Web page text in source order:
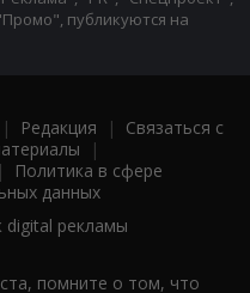
публикуются на
| Редакция | Связаться с
|
Политика в сфере
данных
рекламы
помните о том, что